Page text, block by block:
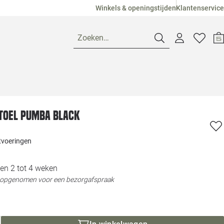
Winkels & openingstijdenKlantenservice
Zoeken…
Pagina suggesties
Loods 5
Pumba black
2 tot 4 weken
voor een bezorgafspraak